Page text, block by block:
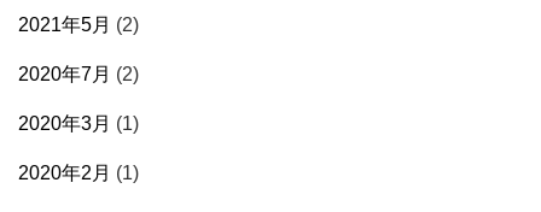
2021年5月 (2)
2020年7月 (2)
2020年3月 (1)
2020年2月 (1)